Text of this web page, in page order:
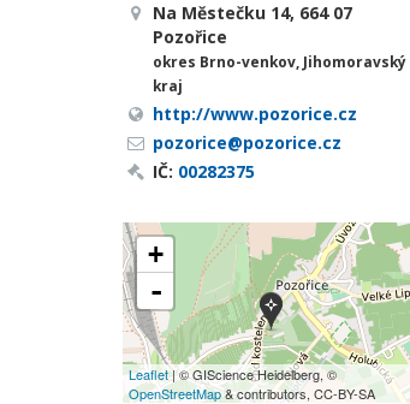
Na Městečku 14, 664 07
Pozořice
okres Brno-venkov, Jihomoravský
kraj
http://www.pozorice.cz
pozorice@pozorice.cz
IČ: 00282375
+
-
Leaflet| © GIScience Heidelberg, ©
OpenStreetMap& contributors, CC-BY-SA